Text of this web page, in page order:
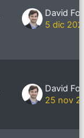
5 dic
25 nov